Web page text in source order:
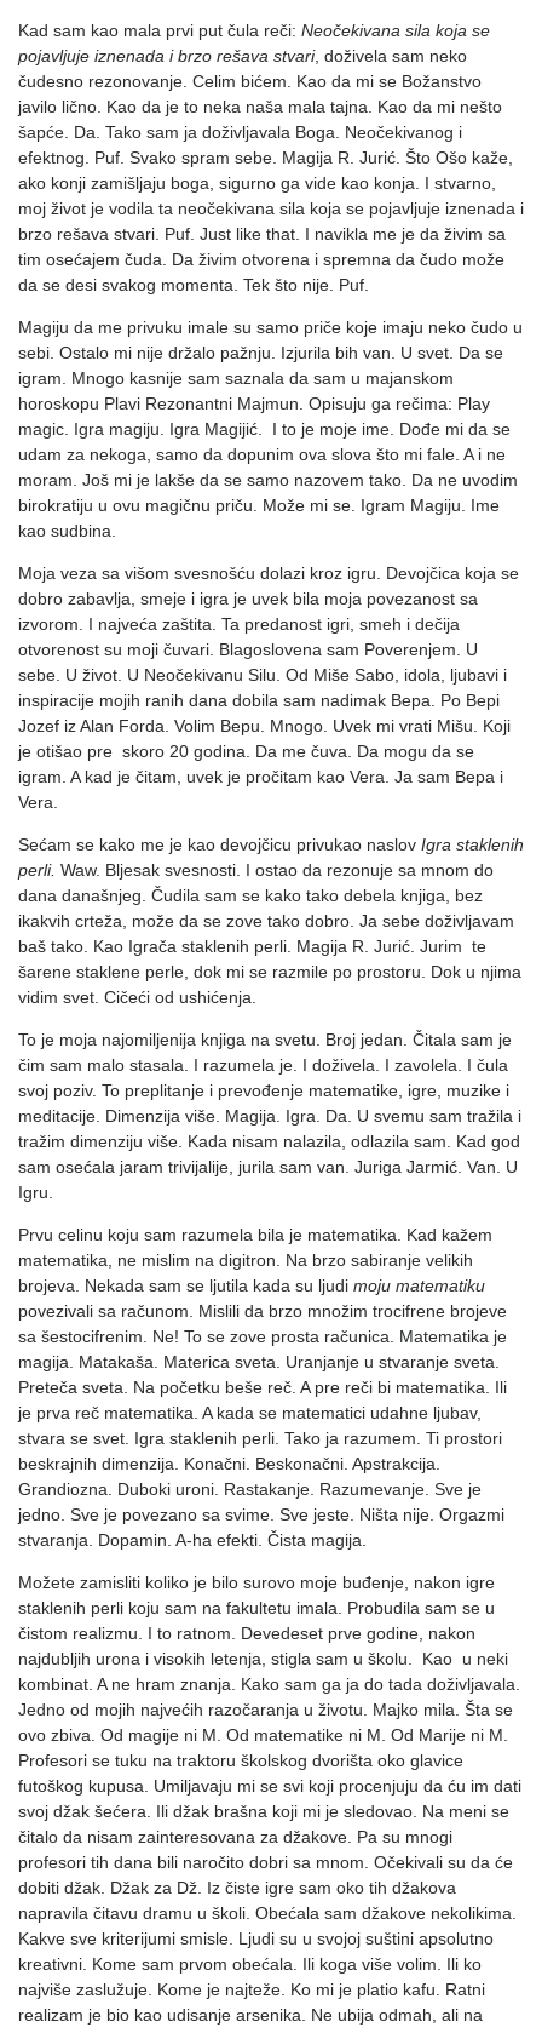
Kad sam kao mala prvi put čula reči: Neočekivana sila koja se
pojavljuje iznenada i brzo rešava stvari, doživela sam neko
čudesno rezonovanje. Celim bićem. Kao da mi se Božanstvo
javilo lično. Kao da je to neka naša mala tajna. Kao da mi nešto
šapće. Da. Tako sam ja doživljavala Boga. Neočekivanog i
efektnog. Puf. Svako spram sebe. Magija R. Jurić. Što Ošo kaže,
ako konji zamišljaju boga, sigurno ga vide kao konja. I stvarno,
moj život je vodila ta neočekivana sila koja se pojavljuje iznenada i
brzo rešava stvari. Puf. Just like that. I navikla me je da živim sa
tim osećajem čuda. Da živim otvorena i spremna da čudo može
da se desi svakog momenta. Tek što nije. Puf.
Magiju da me privuku imale su samo priče koje imaju neko čudo u
sebi. Ostalo mi nije držalo pažnju. Izjurila bih van. U svet. Da se
igram. Mnogo kasnije sam saznala da sam u majanskom
horoskopu Plavi Rezonantni Majmun. Opisuju ga rečima: Play
magic. Igra magiju. Igra Magijić. I to je moje ime. Dođe mi da se
udam za nekoga, samo da dopunim ova slova što mi fale. A i ne
moram. Još mi je lakše da se samo nazovem tako. Da ne uvodim
birokratiju u ovu magičnu priču. Može mi se. Igram Magiju. Ime
kao sudbina.
Moja veza sa višom svesnošću dolazi kroz igru. Devojčica koja se
dobro zabavlja, smeje i igra je uvek bila moja povezanost sa
izvorom. I najveća zaštita. Ta predanost igri, smeh i dečija
otvorenost su moji čuvari. Blagoslovena sam Poverenjem. U
sebe. U život. U Neočekivanu Silu. Od Miše Sabo, idola, ljubavi i
inspiracije mojih ranih dana dobila sam nadimak Bepa. Po Bepi
Jozef iz Alan Forda. Volim Bepu. Mnogo. Uvek mi vrati Mišu. Koji
je otišao pre skoro 20 godina. Da me čuva. Da mogu da se
igram. A kad je čitam, uvek je pročitam kao Vera. Ja sam Bepa i
Vera.
Sećam se kako me je kao devojčicu privukao naslov Igra staklenih
perli. Waw. Bljesak svesnosti. I ostao da rezonuje sa mnom do
dana današnjeg. Čudila sam se kako tako debela knjiga, bez
ikakvih crteža, može da se zove tako dobro. Ja sebe doživljavam
baš tako. Kao Igrača staklenih perli. Magija R. Jurić. Jurim te
šarene staklene perle, dok mi se razmile po prostoru. Dok u njima
vidim svet. Cičeći od ushićenja.
To je moja najomiljenija knjiga na svetu. Broj jedan. Čitala sam je
čim sam malo stasala. I razumela je. I doživela. I zavolela. I čula
svoj poziv. To preplitanje i prevođenje matematike, igre, muzike i
meditacije. Dimenzija više. Magija. Igra. Da. U svemu sam tražila i
tražim dimenziju više. Kada nisam nalazila, odlazila sam. Kad god
sam osećala jaram trivijalije, jurila sam van. Juriga Jarmić. Van. U
Igru.
Prvu celinu koju sam razumela bila je matematika. Kad kažem
matematika, ne mislim na digitron. Na brzo sabiranje velikih
brojeva. Nekada sam se ljutila kada su ljudi moju matematiku
povezivali sa računom. Mislili da brzo množim trocifrene brojeve
sa šestocifrenim. Ne! To se zove prosta računica. Matematika je
magija. Matakaša. Materica sveta. Uranjanje u stvaranje sveta.
Preteča sveta. Na početku beše reč. A pre reči bi matematika. Ili
je prva reč matematika. A kada se matematici udahne ljubav,
stvara se svet. Igra staklenih perli. Tako ja razumem. Ti prostori
beskrajnih dimenzija. Konačni. Beskonačni. Apstrakcija.
Grandiozna. Duboki uroni. Rastakanje. Razumevanje. Sve je
jedno. Sve je povezano sa svime. Sve jeste. Ništa nije. Orgazmi
stvaranja. Dopamin. A-ha efekti. Čista magija.
Možete zamisliti koliko je bilo surovo moje buđenje, nakon igre
staklenih perli koju sam na fakultetu imala. Probudila sam se u
čistom realizmu. I to ratnom. Devedeset prve godine, nakon
najdubljih urona i visokih letenja, stigla sam u školu. Kao u neki
kombinat. A ne hram znanja. Kako sam ga ja do tada doživljavala.
Jedno od mojih najvećih razočaranja u životu. Majko mila. Šta se
ovo zbiva. Od magije ni M. Od matematike ni M. Od Marije ni M.
Profesori se tuku na traktoru školskog dvorišta oko glavice
futoškog kupusa. Umiljavaju mi se svi koji procenjuju da ću im dati
svoj džak šećera. Ili džak brašna koji mi je sledovao. Na meni se
čitalo da nisam zainteresovana za džakove. Pa su mnogi
profesori tih dana bili naročito dobri sa mnom. Očekivali su da će
dobiti džak. Džak za Dž. Iz čiste igre sam oko tih džakova
napravila čitavu dramu u školi. Obećala sam džakove nekolikima.
Kakve sve kriterijumi smisle. Ljudi su u svojoj suštini apsolutno
kreativni. Kome sam prvom obećala. Ili koga više volim. Ili ko
najviše zaslužuje. Kome je najteže. Ko mi je platio kafu. Ratni
realizam je bio kao udisanje arsenika. Ne ubija odmah, ali na